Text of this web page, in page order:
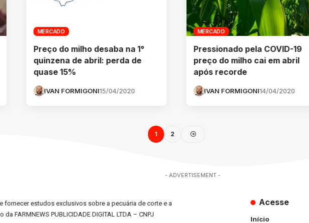
MERCADO
Preço do milho desaba na 1°
quinzena de abril: perda de
quase 15%
IVAN FORMIGONI15/04/2020
MERCADO
Pressionado pela COVID-19
preço do milho cai em abril
após recorde
IVAN FORMIGONI14/04/2020
1 2
- ADVERTISEMENT -
fornecer estudos exclusivos sobre a pecuária de corte e a
FARMNEWS PUBLICIDADE DIGITAL LTDA – CNPJ
Acesse
Início